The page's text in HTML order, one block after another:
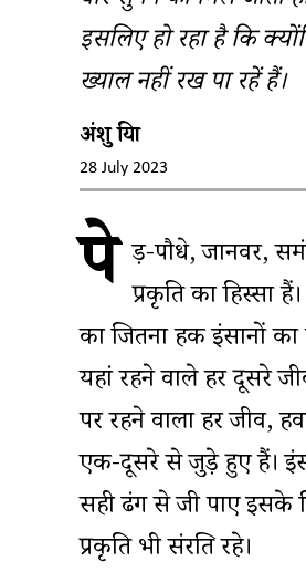
इसलिए हो रहा है कि
ख्याल नहीं रख पा रहें हैं।
अंशु प्रिया
28 July 2023
पे ड़-पौधे, जानवर,
प्रकृति का हिस्सा
का जितना हक इंसानों
यहां रहने वाले हर दूसरे
पर रहने वाला हर जीव,
एक-दूसरे से जुड़े हुए हैं।
सही ढंग से जी पाए इसके
प्रकृति भी संरक्षित रहे।